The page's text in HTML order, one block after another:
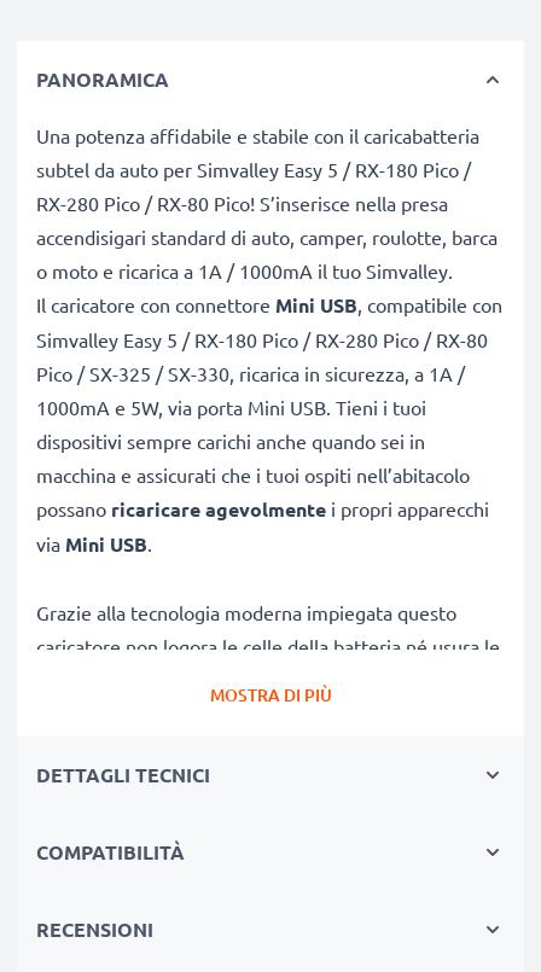
PANORAMICA
Una potenza affidabile e stabile con il caricabatteria
subtel da auto per Simvalley Easy 5 / RX-180 Pico /
RX-280 Pico / RX-80 Pico! S’inserisce nella presa
accendisigari standard di auto, camper, roulotte, barca
o moto e ricarica a 1A / 1000mA il tuo Simvalley.
Il caricatore con connettore Mini USB, compatibile con
Simvalley Easy 5 / RX-180 Pico / RX-280 Pico / RX-80
Pico / SX-325 / SX-330, ricarica in sicurezza, a 1A /
1000mA e 5W, via porta Mini USB. Tieni i tuoi
dispositivi sempre carichi anche quando sei in
macchina e assicurati che i tuoi ospiti nell’abitacolo
possano ricaricare agevolmente i propri apparecchi
via Mini USB.
Grazie alla tecnologia moderna impiegata questo
caricatore non logora le celle della batteria né usura le
componenti interne del tuo Simvalley: ne viene
in uscita sarà conforme alla tensione di esercizio
foto su questa pagina, sono tali che quest’adattatore
automobili o camper. Il
MOSTRA DI PIÙ
DETTAGLI TECNICI
COMPATIBILITÀ
RECENSIONI